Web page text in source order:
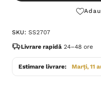
SKU: SS2707
Livrare rapidă 24–48 ore
Estimare livrare: Marți, 11